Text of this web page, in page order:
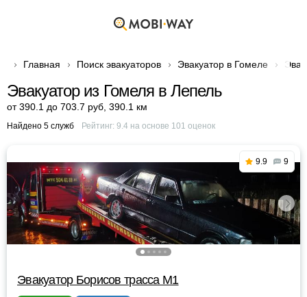
Главная Поиск эвакуаторов Эвакуатор в Гомеле
Эвакуатор из Гомеля в Лепель
от 390.1 до 703.7 руб 390.1 км
Найдено 5 служб Рейтинг: 9.4на основе 101 оценок
9.9 9
Эвакуатор Борисов трасса М1